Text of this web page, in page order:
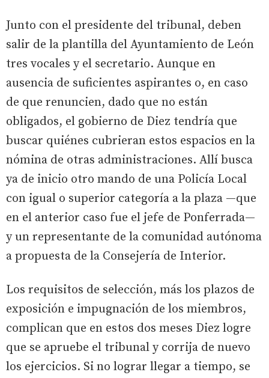
Junto con el presidente del tribunal, deben
salir de la plantilla del Ayuntamiento de León
tres vocales y el secretario. Aunque en
ausencia de suficientes aspirantes o, en caso
de que renuncien, dado que no están
obligados, el gobierno de Diez tendría que
buscar quiénes cubrieran estos espacios en la
nómina de otras administraciones. Allí busca
ya de inicio otro mando de una Policía Local
con igual o superior categoría a la plaza —que
en el anterior caso fue el jefe de Ponferrada—
y un representante de la comunidad autónoma
a propuesta de la Consejería de Interior.
Los requisitos de selección, más los plazos de
exposición e impugnación de los miembros,
complican que en estos dos meses Diez logre
que se apruebe el tribunal y corrija de nuevo
los ejercicios. Si no lograr llegar a tiempo, se